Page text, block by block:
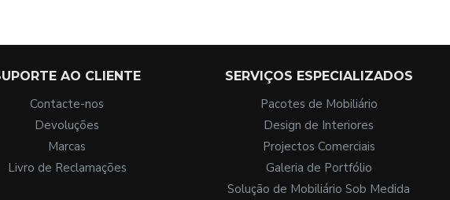
AO CLIENTE
Contacte-nos
Devoluções
Marcas
Livro de Reclamações
SERVIÇOS ESPECIALIZADOS
Pacotes de Mobiliário
Design de Interiores
Projectos Comerciais
Galeria de Portfólio
Solução de Mobiliário Sob Medida